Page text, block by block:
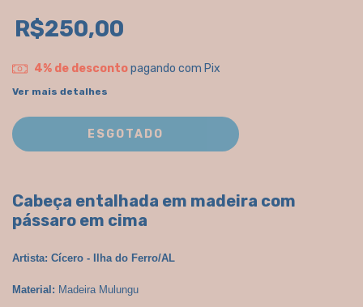
R$250,00
4% de descontopagando com Pix
Ver mais detalhes
Cabeça entalhada em madeira com
pássaro em cima
Artista: Cícero - Ilha do Ferro/AL
Material: Madeira Mulungu